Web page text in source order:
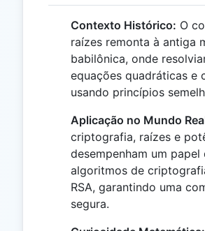
Contexto Histórico: O
raízes remonta à antiga
babilônica, onde
equações quadráticas e
usando princípios
Aplicação no Mundo
criptografia, raízes e
desempenham um
algoritmos de
RSA, garantindo uma
segura.